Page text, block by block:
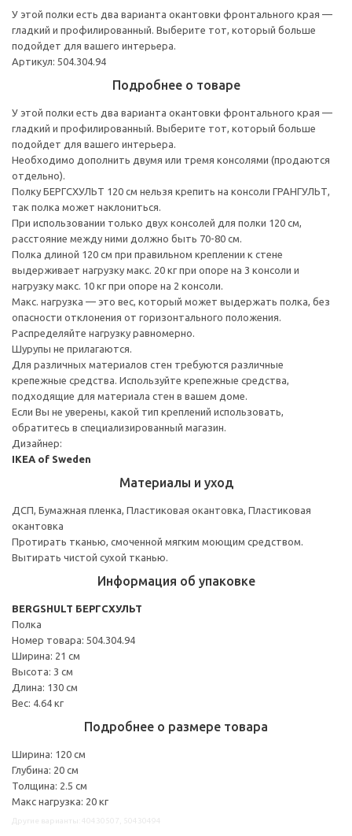
У этой полки есть два варианта окантовки фронтального края —
гладкий и профилированный. Выберите тот, который больше
подойдет для вашего интерьера.
Артикул: 504.304.94
Подробнее о товаре
У этой полки есть два варианта окантовки фронтального края —
гладкий и профилированный. Выберите тот, который больше
подойдет для вашего интерьера.
Необходимо дополнить двумя или тремя консолями (продаются
отдельно).
Полку БЕРГСХУЛЬТ 120 см нельзя крепить на консоли ГРАНГУЛЬТ,
так полка может наклониться.
При использовании только двух консолей для полки 120 см,
расстояние между ними должно быть 70-80 см.
Полка длиной 120 см при правильном креплении к стене
выдерживает нагрузку макс. 20 кг при опоре на 3 консоли и
нагрузку макс. 10 кг при опоре на 2 консоли.
Макс. нагрузка — это вес, который может выдержать полка, без
опасности отклонения от горизонтального положения.
Распределяйте нагрузку равномерно.
Шурупы не прилагаются.
Для различных материалов стен требуются различные
крепежные средства. Используйте крепежные средства,
подходящие для материала стен в вашем доме.
Если Вы не уверены, какой тип креплений использовать,
обратитесь в специализированный магазин.
Дизайнер:
IKEA of Sweden
Материалы и уход
ДСП, Бумажная пленка, Пластиковая окантовка, Пластиковая
окантовка
Протирать тканью, смоченной мягким моющим средством.
Вытирать чистой сухой тканью.
Информация об упаковке
BERGSHULT БЕРГСХУЛЬТ
Полка
Номер товара: 504.304.94
Ширина: 21 см
Высота: 3 см
Длина: 130 см
Вес: 4.64 кг
Подробнее о размере товара
Ширина: 120 см
Глубина: 20 см
Толщина: 2.5 см
Макс нагрузка: 20 кг